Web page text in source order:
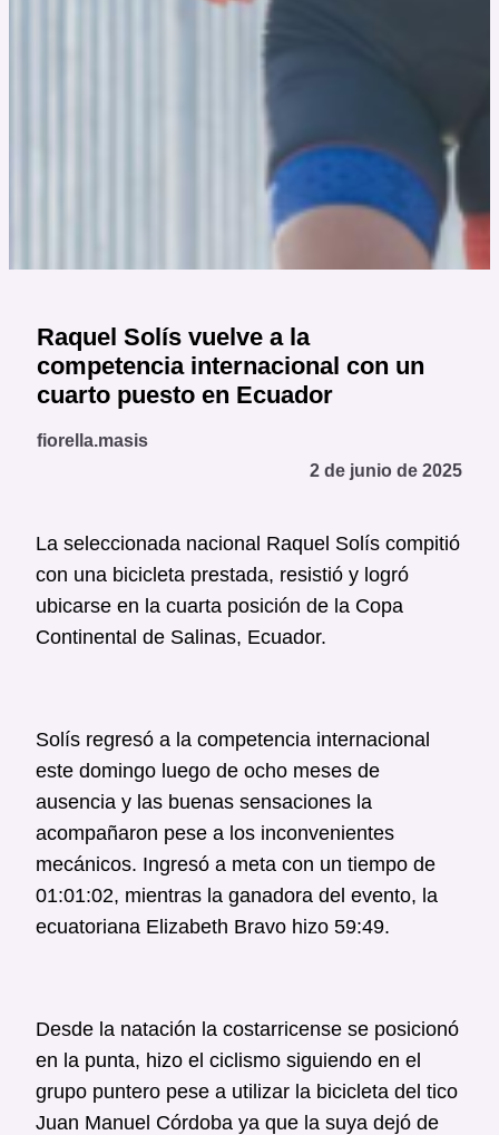
Raquel Solís vuelve a la
competencia internacional con un
cuarto puesto en Ecuador
fiorella.masis
2 de junio de 2025
La seleccionada nacional Raquel Solís compitió
con una bicicleta prestada, resistió y logró
ubicarse en la cuarta posición de la Copa
Continental de Salinas, Ecuador.
Solís regresó a la competencia internacional
este domingo luego de ocho meses de
ausencia y las buenas sensaciones la
acompañaron pese a los inconvenientes
mecánicos. Ingresó a meta con un tiempo de
01:01:02, mientras la ganadora del evento, la
ecuatoriana Elizabeth Bravo hizo 59:49.
Desde la natación la costarricense se posicionó
en la punta, hizo el ciclismo siguiendo en el
grupo puntero pese a utilizar la bicicleta del tico
Juan Manuel Córdoba ya que la suya dejó de